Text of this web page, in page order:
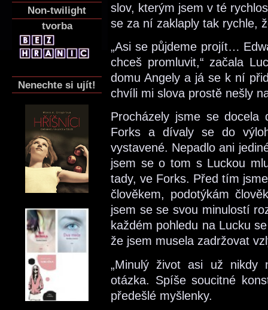
Non-twilight
tvorba
Nenechte si ujít!
slov, kterým jsem v té
se za ní zaklaply tak rychle,
„Asi se půjdeme projít…
chceš promluvit,“ začala
domu Angely a já se k ní
chvíli mi slova prostě nešly
Procházely jsme se docela
Forks a dívaly se do
vystavené. Nepadlo ani
jsem se o tom s Luckou
tady, ve Forks. Před tím
člověkem, podotýkám
jsem se se svou minulostí
každém pohledu na Lucku
že jsem musela zadržovat
„Minulý život asi už nikdy
otázka. Spíše soucitné
předešlé myšlenky.